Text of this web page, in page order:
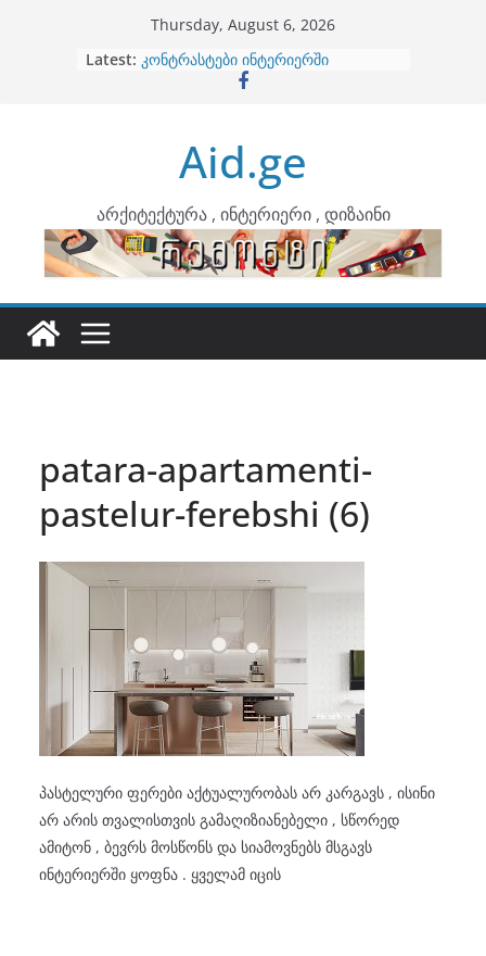
Thursday, August 6, 2026
Latest: ბინების გაერთიანება
კონტრასტები ინტერიერში
ინტერიერის დიზიანი
არტემიდი წარმოგიდგენთ
Aid.ge
არქიტექტურა , ინტერიერი , დიზაინი
patara-apartamenti-
pastelur-ferebshi (6)
პასტელური ფერები აქტუალურობას არ კარგავს , ისინი
არ არის თვალისთვის გამაღიზიანებელი , სწორედ
ამიტონ , ბევრს მოსწონს და სიამოვნებს მსგავს
ინტერიერში ყოფნა . ყველამ იცის